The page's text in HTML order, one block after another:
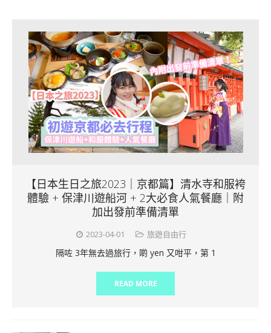
【日本生日之旅2023｜京都篇】清水寺和服袴
體驗 + 保津川遊船河 + 2大必食人氣餐廳｜附
加出發前準備清單
2023-04-01 旅遊自由行
隔咗 3年無去過旅行，啲 yen 又咁平，第 1
READ MORE